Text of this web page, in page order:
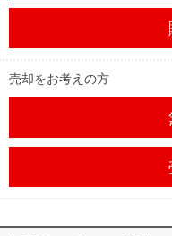
売却をお考えの方